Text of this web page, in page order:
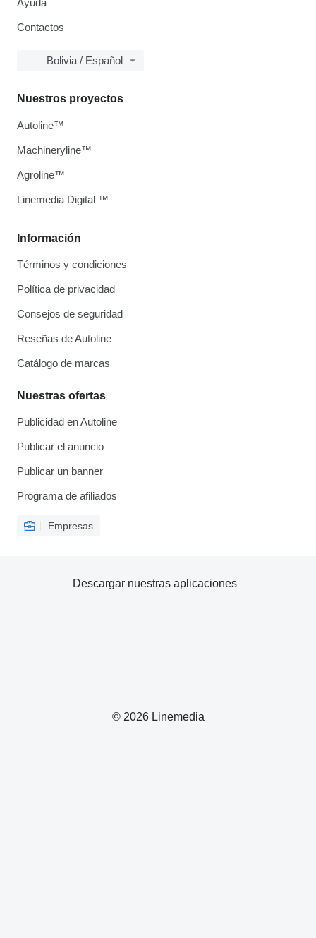
Ayuda
Contactos
Bolivia / Español
Información
Términos y condiciones
Política de privacidad
Consejos de seguridad
Reseñas de Autoline
Catálogo de marcas
Nuestras ofertas
Publicidad en Autoline
Publicar el anuncio
Publicar un banner
Programa de afiliados
Empresas
Nuestros proyectos
Autoline™
Machineryline™
Agroline™
Linemedia Digital ™
© 2026 Linemedia
Descargar nuestras aplicaciones